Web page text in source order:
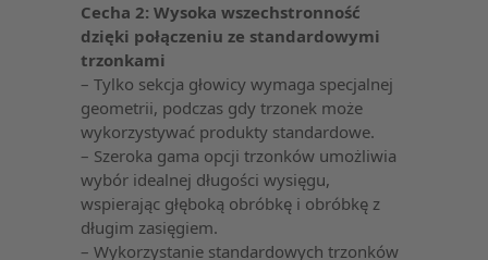
Cecha 2: Wysoka wszechstronność
dzięki połączeniu ze standardowymi
trzonkami
– Tylko sekcja głowicy wymaga specjalnej
geometrii, podczas gdy trzonek może
wykorzystywać produkty standardowe.
– Szeroka gama opcji trzonków umożliwia
wybór idealnej długości wysięgu,
wspierając głęboką obróbkę i obróbkę z
długim zasięgiem.
– Wykorzystanie standardowych trzonków